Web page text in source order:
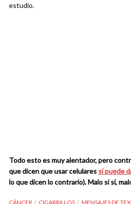
estudio.
Todo esto es muy alentador, pero
que dicen que usar celulares sí puede
lo que dicen lo contrario). Malo si sí,
CÁNCER CIGARRILLOS
MENSAJES DE